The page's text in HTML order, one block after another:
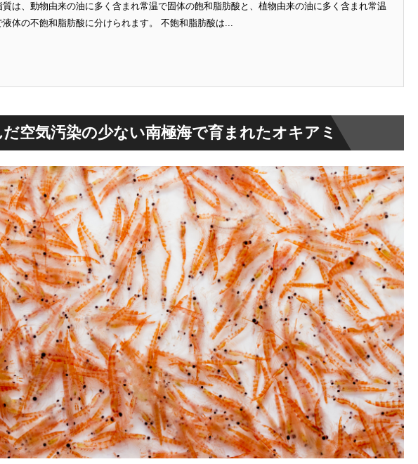
質は、動物由来の油に多く含まれ常温で固体の飽和脂肪酸と、植物由来の油に多く含まれ常温
液体の不飽和脂肪酸に分けられます。 不飽和脂肪酸は...
空気汚染の少ない南極海で育まれたオキアミ